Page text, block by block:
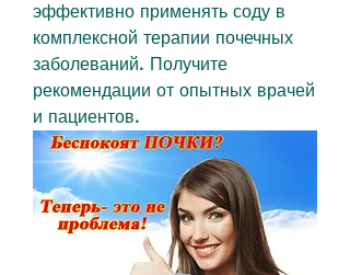
эффективно применять соду в
комплексной терапии почечных
заболеваний. Получите
рекомендации от опытных врачей
и пациентов.